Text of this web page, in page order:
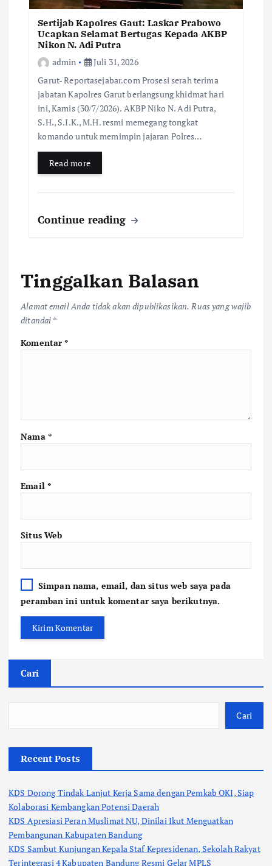
Sertijab Kapolres Gaut: Laskar Prabowo
Ucapkan Selamat Bertugas Kepada AKBP
Nikon N. Adi Putra
admin
Juli 31, 2026
Garut- Reportasejabar.com Prosesi serah terima
jabatan Kapolres Garut berlangsung khidmat hari
ini, Kamis (30/7/2026). AKBP Niko N. Adi Putra,
S.H., S.I.K., M.H. resmi memegang tongkat
komando untuk memimpin jajaran Polres…
Read more
Continue reading
Tinggalkan Balasan
Alamat email Anda tidak akan dipublikasikan. Ruas yang wajib
ditandai *
Komentar*
Nama *
Email *
Situs Web
Simpan nama, email, dan situs web saya pada
peramban ini untuk komentar saya berikutnya.
Cari
Cari
Recent Posts
KDS Dorong Tindak Lanjut Kerja Sama dengan Pemkab OKI, Siap
Kolaborasi Kembangkan Potensi Daerah
KDS Apresiasi Peran Muslimat NU, Dinilai Ikut Menguatkan
Pembangunan Kabupaten Bandung
KDS Sambut Kunjungan Kepala Staf Kepresidenan, Sekolah Rakyat
Terintegrasi 4 Kabupaten Bandung Resmi Gelar MPLS